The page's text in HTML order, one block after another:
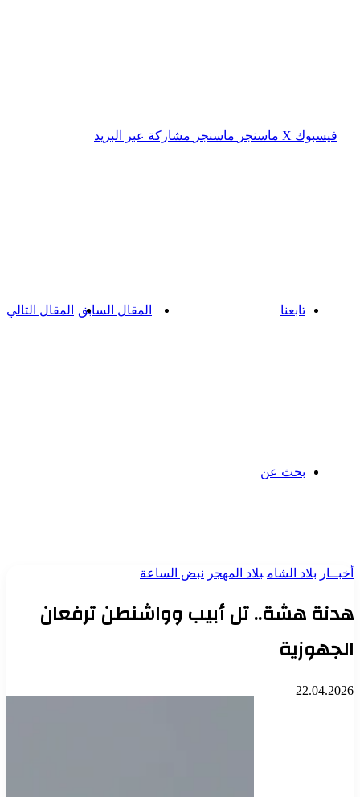
فيسبوك ‫X ماسنجر ماسنجر مشاركة عبر البريد
المقال السابق المقال التالي تابعنا
بحث عن
أخبــار بلاد الشام بلاد المهجر نبض الساعة
هدنة هشة.. تل أبيب وواشنطن ترفعان
الجهوزية
22.04.2026